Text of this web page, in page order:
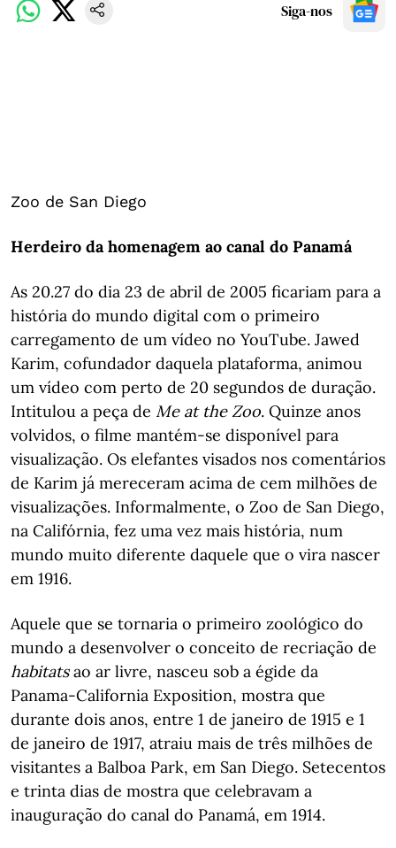
Siga-nos
Zoo de San Diego
Herdeiro da homenagem ao canal do Panamá
As 20.27 do dia 23 de abril de 2005 ficariam para a
história do mundo digital com o primeiro
carregamento de um vídeo no YouTube. Jawed
Karim, cofundador daquela plataforma, animou
um vídeo com perto de 20 segundos de duração.
Intitulou a peça de Me at the Zoo. Quinze anos
volvidos, o filme mantém-se disponível para
visualização. Os elefantes visados nos comentários
de Karim já mereceram acima de cem milhões de
visualizações. Informalmente, o Zoo de San Diego,
na Califórnia, fez uma vez mais história, num
mundo muito diferente daquele que o vira nascer
em 1916.
Aquele que se tornaria o primeiro zoológico do
mundo a desenvolver o conceito de recriação de
habitatsao ar livre, nasceu sob a égide da
Panama-California Exposition, mostra que
durante dois anos, entre 1 de janeiro de 1915 e 1
de janeiro de 1917, atraiu mais de três milhões de
visitantes a Balboa Park, em San Diego. Setecentos
e trinta dias de mostra que celebravam a
inauguração do canal do Panamá, em 1914.